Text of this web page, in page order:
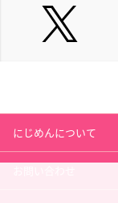
にじめんについて